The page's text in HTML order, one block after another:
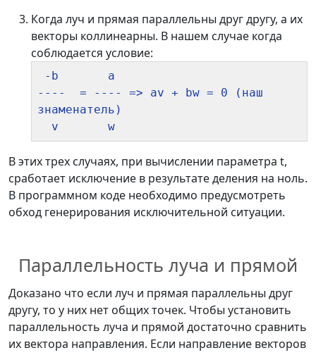
Когда луч и прямая параллельны друг другу, а их
векторы коллинеарны. В нашем случае когда
соблюдается условие:
----  = ---- => av + bw = 0 (наш
знаменатель)
В этих трех случаях, при вычислении параметра t,
сработает исключение в результате деления на ноль.
В программном коде необходимо предусмотреть
обход генерирования исключительной ситуации.
Параллельность луча и прямой
Доказано что если луч и прямая параллельны друг
другу, то у них нет общих точек. Чтобы установить
параллельность луча и прямой достаточно сравнить
их вектора направления. Если направление векторов